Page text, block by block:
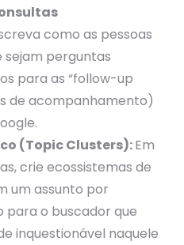
como as pessoas
sejam perguntas
para as “follow-up
de acompanhamento)
(Topic Clusters):Em
crie ecossistemas de
um assunto por
para o buscador que
inquestionável naquele